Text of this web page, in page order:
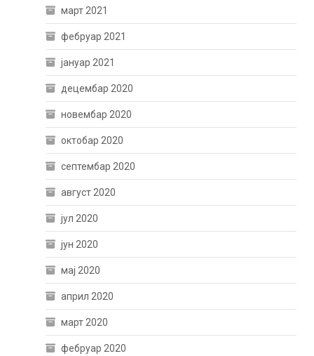
март 2021
фебруар 2021
јануар 2021
децембар 2020
новембар 2020
октобар 2020
септембар 2020
август 2020
јул 2020
јун 2020
мај 2020
април 2020
март 2020
фебруар 2020